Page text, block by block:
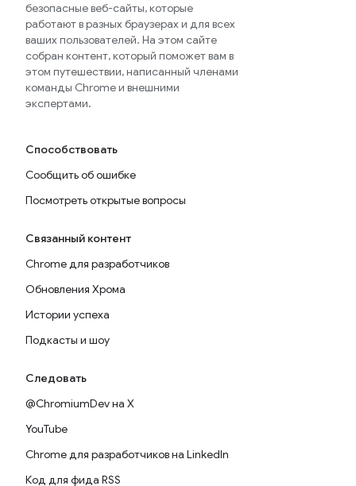
безопасные веб-сайты, которые
работают в разных браузерах и для всех
ваших пользователей. На этом сайте
собран контент, который поможет вам в
этом путешествии, написанный членами
команды Chrome и внешними
экспертами.
Способствовать
Сообщить об ошибке
Посмотреть открытые вопросы
Связанный контент
Chrome для разработчиков
Обновления Хрома
Истории успеха
Подкасты и шоу
Следовать
@ChromiumDev на X
YouTube
Chrome для разработчиков на LinkedIn
Код для фида RSS